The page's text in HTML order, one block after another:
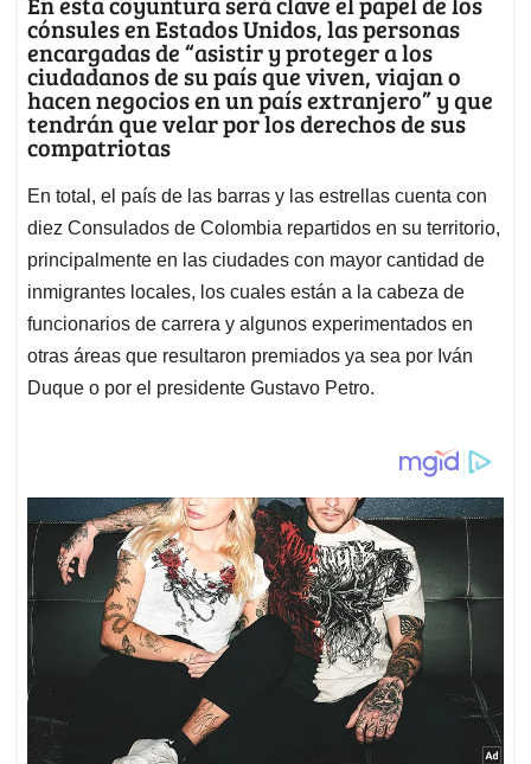
cónsules en Estados Unidos, las personas
encargadas de “asistir y proteger a los
ciudadanos de su país que viven, viajan o
hacen negocios en un país extranjero” y que
tendrán que velar por los derechos de sus
compatriotas
En total, el país de las barras y las estrellas cuenta con
diez Consulados de Colombia repartidos en su territorio,
principalmente en las ciudades con mayor cantidad de
inmigrantes locales, los cuales están a la cabeza de
funcionarios de carrera y algunos experimentados en
otras áreas que resultaron premiados ya sea por Iván
Duque o por el presidente Gustavo Petro.